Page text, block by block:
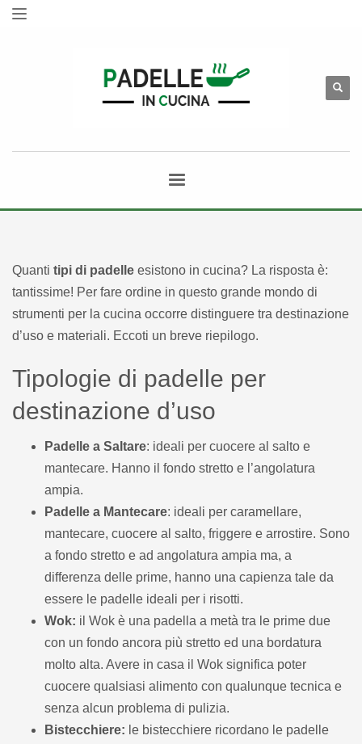
Quanti tipi di padelle esistono in cucina? La risposta è:
tantissime! Per fare ordine in questo grande mondo di
strumenti per la cucina occorre distinguere tra destinazione
d’uso e materiali. Eccoti un breve riepilogo.
Tipologie di padelle per
destinazione d’uso
Padelle a Saltare: ideali per cuocere al salto e
mantecare. Hanno il fondo stretto e l’angolatura
ampia.
Padelle a Mantecare: ideali per caramellare,
mantecare, cuocere al salto, friggere e arrostire. Sono
a fondo stretto e ad angolatura ampia ma, a
differenza delle prime, hanno una capienza tale da
essere le padelle ideali per i risotti.
Wok: il Wok è una padella a metà tra le prime due
con un fondo ancora più stretto ed una bordatura
molto alta. Avere in casa il Wok significa poter
cuocere qualsiasi alimento con qualunque tecnica e
senza alcun problema di pulizia.
Bistecchiere: le bistecchiere ricordano le padelle